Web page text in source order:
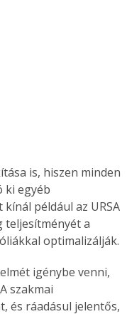
is, hiszen minden
ki egyéb
például az URSA
teljesítményét a
optimalizálják.
igénybe venni,
szakmai
és ráadásul jelentős,